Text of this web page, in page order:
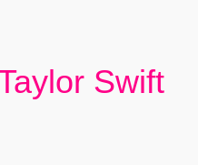
Swift